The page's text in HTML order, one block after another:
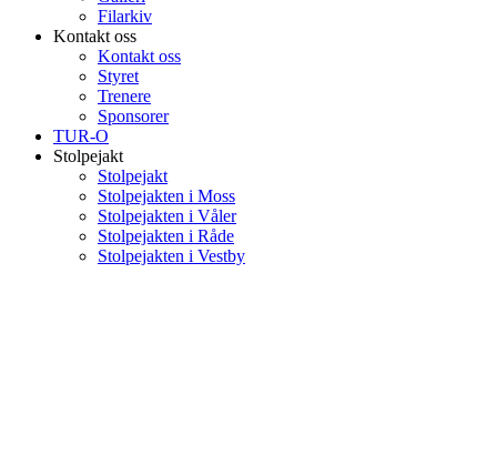
Filarkiv
Kontakt oss
Kontakt oss
Styret
Trenere
Sponsorer
TUR-O
Stolpejakt
Stolpejakt
Stolpejakten i Moss
Stolpejakten i Våler
Stolpejakten i Råde
Stolpejakten i Vestby